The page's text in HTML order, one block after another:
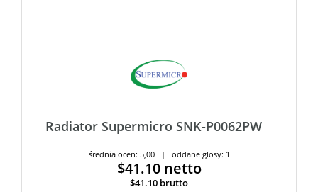
Radiator Supermicro SNK-P0062PW
średnia ocen: 5,00 | oddane głosy: 1
$41.10 netto
$41.10 brutto